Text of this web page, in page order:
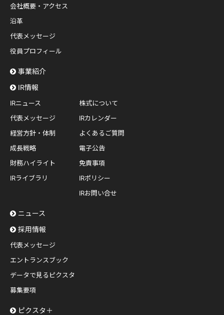
会社概要・アクセス
沿革
代表メッセージ
役員プロフィール
事業紹介
IR情報
IRニュース
代表メッセージ
経営方針・体制
成長戦略
財務ハイライト
IRライブラリ
株式について
IRカレンダー
よくあるご質問
電子公告
免責事項
IRポリシー
IRお問い合せ
ニュース
採用情報
代表メッセージ
エントランスブック
データで見るピクスタ
募集要項
ピクスタ＋